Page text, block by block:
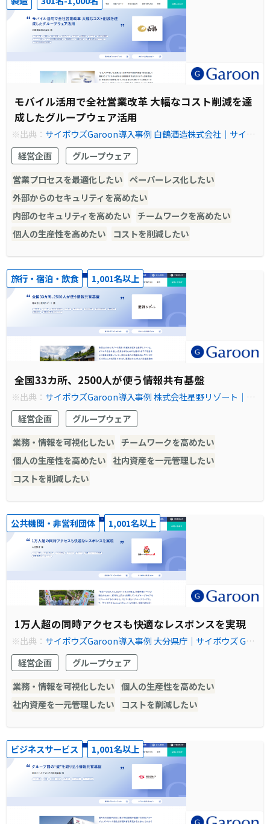
モバイル活用で全社営業改革 大幅なコスト削減を達
成したグループウェア活用
※出典： サイボウズGaroon導入事例 白鶴酒造株式会社｜サイボ
ウズ Garoon（ガルーン）
経営企画
グループウェア
営業プロセスを最適化したい ペーパーレス化したい
外部からのセキュリティを高めたい
内部のセキュリティを高めたい チームワークを高めたい
個人の生産性を高めたい
コストを削減したい
旅行・宿泊・飲食 1,001名以上
全国33カ所、2500人が使う情報共有基盤
※出典： サイボウズGaroon導入事例 株式会社星野リゾート｜サ
イボウズ Garoon（ガルーン）
経営企画
グループウェア
業務・情報を可視化したい チームワークを高めたい
個人の生産性を高めたい 社内資産を一元管理したい
コストを削減したい
公共機関・非営利団体 1,001名以上
1万人超の同時アクセスも快適なレスポンスを実現
※出典： サイボウズGaroon導入事例 大分県庁｜サイボウズ Gar
oon（ガルーン）
経営企画
グループウェア
業務・情報を可視化したい 個人の生産性を高めたい
社内資産を一元管理したい
コストを削減したい
ビジネスサービス 1,001名以上